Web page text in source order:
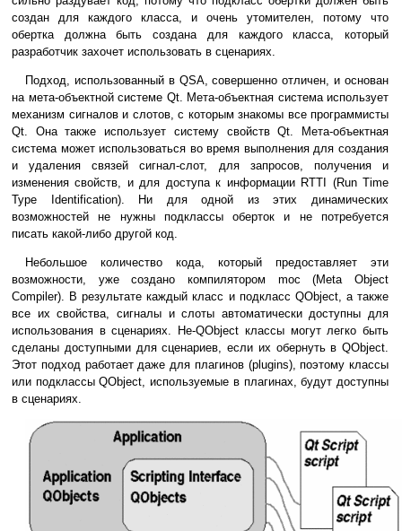
создан для каждого класса, и очень утомителен, потому что
обертка должна быть создана для каждого класса, который
разработчик захочет использовать в сценариях.
Подход, использованный в QSA, совершенно отличен, и основан
на мета-объектной системе Qt. Мета-объектная система использует
механизм сигналов и слотов, с которым знакомы все программисты
Qt. Она также использует систему свойств Qt. Мета-объектная
система может использоваться во время выполнения для создания
и удаления связей сигнал-слот, для запросов, получения и
изменения свойств, и для доступа к информации RTTI (Run Time
Type Identification). Ни для одной из этих динамических
возможностей не нужны подклассы оберток и не потребуется
писать какой-либо другой код.
Небольшое количество кода, который предоставляет эти
возможности, уже создано компилятором moc (Meta Object
Compiler). В результате каждый класс и подкласс QObject, а также
все их свойства, сигналы и слоты автоматически доступны для
использования в сценариях. Не-QObject классы могут легко быть
сделаны доступными для сценариев, если их обернуть в QObject.
Этот подход работает даже для плагинов (plugins), поэтому классы
или подклассы QObject, используемые в плагинах, будут доступны
в сценариях.